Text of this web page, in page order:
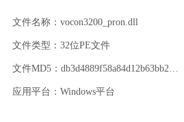
文件名称：vocon3200_pron.dll
文件类型：32位PE文件
文件MD5：db3d4889f58a84d12b63bb220c7bcbb5
应用平台：Windows平台